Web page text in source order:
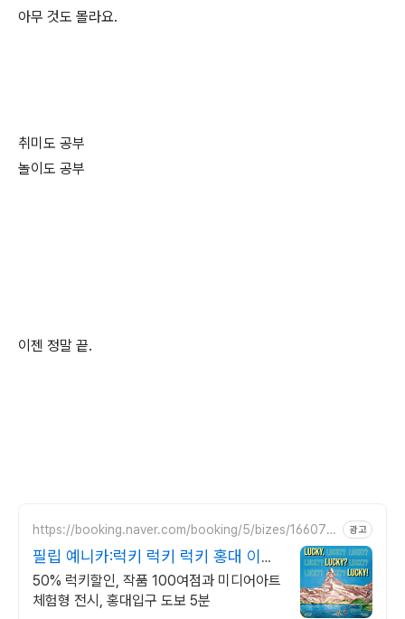
아무 것도 몰라요.
취미도 공부
놀이도 공부
이젠 정말 끝.
https://booking.naver.com/booking/5/bizes/166077
광고
필립 예니카:럭키 럭키 럭키 홍대 이색
데이트코스
50% 럭키할인, 작품 100여점과 미디어아트
체험형 전시, 홍대입구 도보 5분